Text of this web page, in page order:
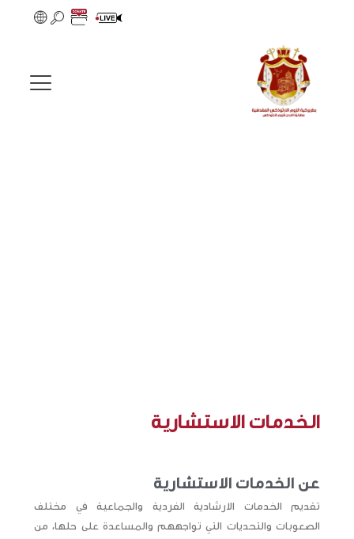
الخدمات الاستشارية
عن الخدمات الاستشارية​
تقديم الخدمات الارشادية الفردية والجماعية في مختلف
الصعوبات والتحديات التي تواجههم والمساعدة على حلها، من